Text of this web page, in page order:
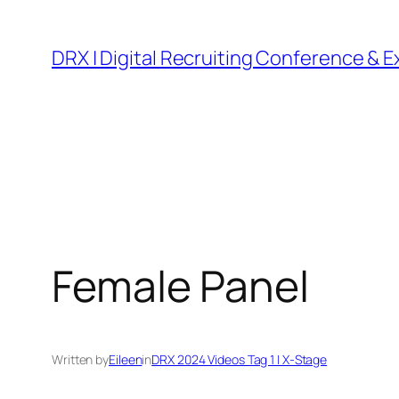
DRX | Digital Recruiting Conference &
Female Panel
Written byEileeninDRX 2024 Videos Tag 1 | X-Stage